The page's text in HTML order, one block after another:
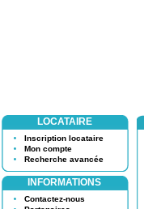
LOCATAIRE
Inscription locataire
Mon compte
Recherche avancée
INFORMATIONS
Contactez-nous